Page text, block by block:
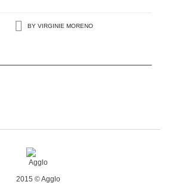
BY VIRGINIE MORENO
2015 © Agglo